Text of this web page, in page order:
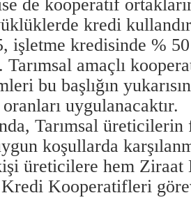
de kooperatif
kredi
işletme kredisinde %
Tarımsal amaçlı
bu başlığın
uygulanacaktır.
Tarımsal üreticilerin
koşullarda
üreticilere hem Ziraat
Kooperatifleri